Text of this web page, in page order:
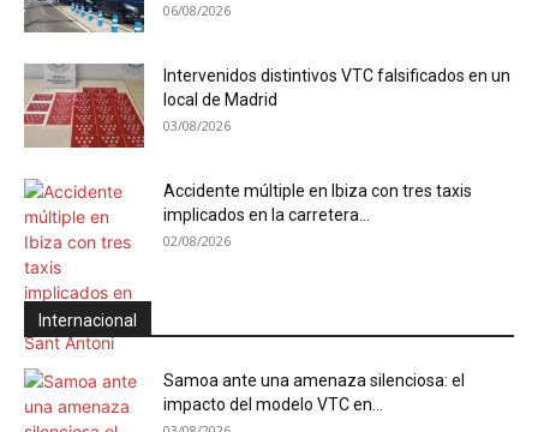
06/08/2026
Intervenidos distintivos VTC falsificados en un
local de Madrid
03/08/2026
Accidente múltiple en Ibiza con tres taxis
implicados en la carretera...
02/08/2026
Internacional
Samoa ante una amenaza silenciosa: el
impacto del modelo VTC en...